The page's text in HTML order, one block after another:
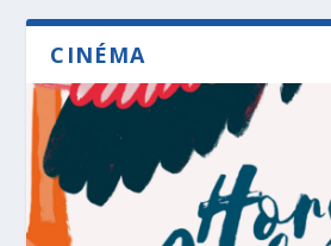
CINÉMA